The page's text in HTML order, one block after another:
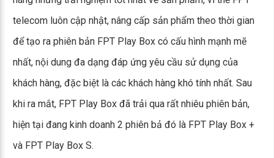
telecom luôn cập nhật, nâng cấp sản phẩm theo thời gian
để tạo ra phiên bản FPT Play Box có cấu hình mạnh mẽ
nhất, nội dung đa dạng đáp ứng yêu cầu sử dụng của
khách hàng, đặc biệt là các khách hàng khó tính nhất. Sau
khi ra mắt, FPT Play Box đã trải qua rất nhiêu phiên bản,
hiện tại đang kinh doanh 2 phiên bả đó là FPT Play Box +
và FPT Play Box S.